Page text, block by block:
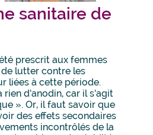
sanitaire de
prescrit aux femmes
lutter contre les
liées à cette période.
rien d’anodin, car il s’agit
». Or, il faut savoir que
des effets secondaires
incontrôlés de la